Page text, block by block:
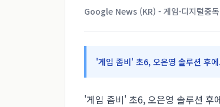
Google News (KR) - 게임·디지털중독
'게임 좀비' 초6, 오은영 솔루션 후
'게임 좀비' 초6, 오은영 솔루션 후